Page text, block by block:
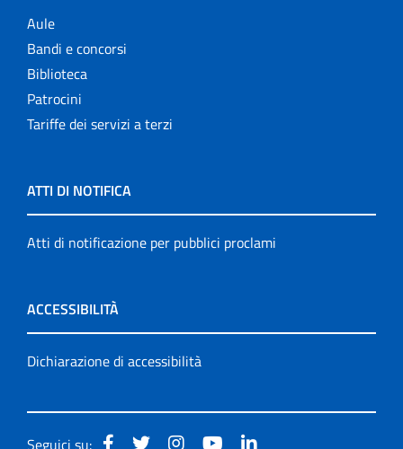
Aule
Bandi e concorsi
Biblioteca
Patrocini
Tariffe dei servizi a terzi
ATTI DI NOTIFICA
Atti di notificazione per pubblici proclami
ACCESSIBILITÀ
Dichiarazione di accessibilità
Seguici su: